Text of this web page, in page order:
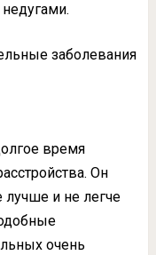
заболевания
время
Он
лучше и не легче
очень